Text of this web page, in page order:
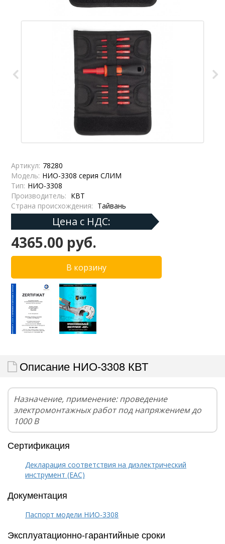
Артикул: 78280
Модель: НИО-3308 серия СЛИМ
Тип: НИО-3308
Производитель: КВТ
Страна происхождения: Тайвань
Цена с НДС:
4365.00 руб.
Описание НИО-3308 КВТ
Назначение, применение: проведение
электромонтажных работ под напряжением до
1000 В
Сертификация
Декларация соответствия на диэлектрический
инструмент (EAC)
Документация
Паспорт модели НИО-3308
Эксплуатационно-гарантийные сроки